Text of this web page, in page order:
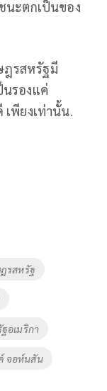
นะตกเป็นของ
ฎรสหรัฐมี
นรองแค่
เพียงเท่านั้น.
รสหรัฐ
อเมริกา
จอห์นสัน